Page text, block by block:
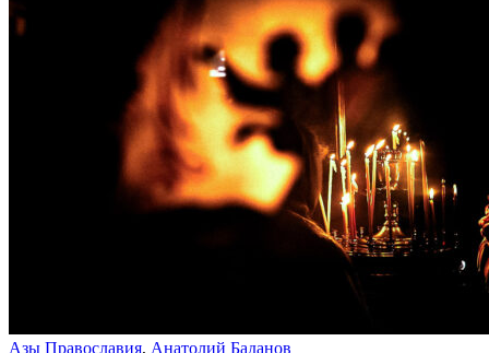
Азы Православия, Анатолий Баданов